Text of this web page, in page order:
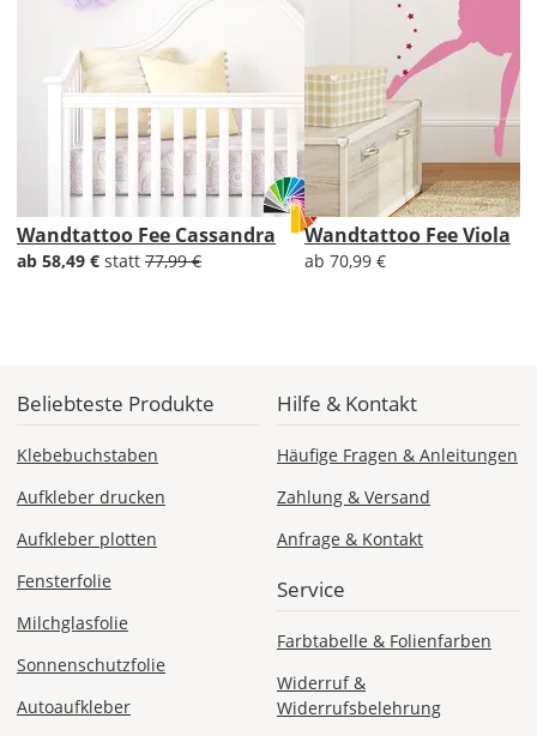
Di., 18.08. -
Sa., 22.08.
1,99 EUR
Produktionsaufschlag
Versandkosten 1,99
EUR
Priority
Deutschland
ab 7,98
Produktionsaufschlag
ab 5,99 EUR*
EUR
Express
Deutschland
Mi., 12.08.
Wandtattoo Fee Cassandra
ab 58,49 € statt 77,99 €
Wandtattoo Fee Viola
ab 70,99 €
Beliebteste Produkte
Klebebuchstaben
Aufkleber drucken
Aufkleber plotten
Fensterfolie
Milchglasfolie
Sonnenschutzfolie
Autoaufkleber
Hilfe & Kontakt
Häufige Fragen & Anleitungen
Zahlung & Versand
Anfrage & Kontakt
Service
Farbtabelle & Folienfarben
Widerruf &
Widerrufsbelehrung